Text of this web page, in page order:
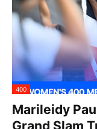
400
Marileidy
Grand Slam